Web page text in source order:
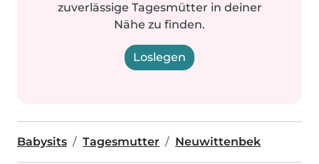
zuverlässige Tagesmütter in deiner
Nähe zu finden.
Loslegen
Babysits Tagesmutter Neuwittenbek